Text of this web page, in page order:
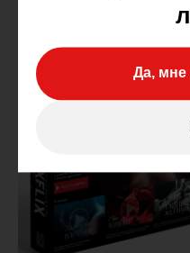
Да, мне